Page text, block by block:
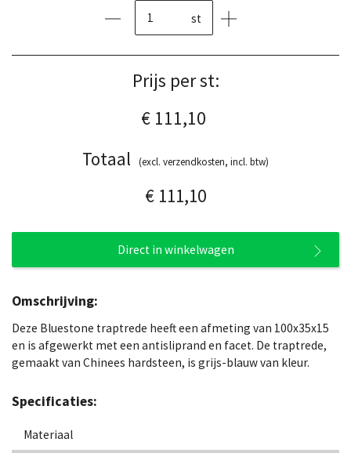
st
Prijs per st:
€ 111,10
Totaal
(excl. verzendkosten, incl. btw)
€ 111,10
Direct in winkelwagen
Omschrijving:
Deze Bluestone traptrede heeft een afmeting van 100x35x15
en is afgewerkt met een antisliprand en facet. De traptrede,
gemaakt van Chinees hardsteen, is grijs-blauw van kleur.
Specificaties:
Materiaal